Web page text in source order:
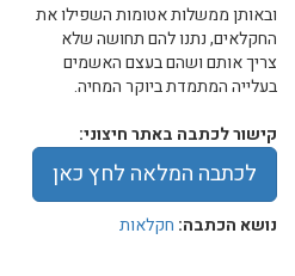
ובאותן ממשלות אטומות השפילו את
החקלאים, נתנו להם תחושה שלא
צריך אותם ושהם בעצם האשמים
בעלייה המתמדת ביוקר המחיה.
קישור לכתבה באתר חיצוני:
לכתבה המלאה לחץ כאן
נושא הכתבה: חקלאות